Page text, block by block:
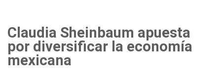
Claudia Sheinbaum apuesta
por diversificar la economía
mexicana